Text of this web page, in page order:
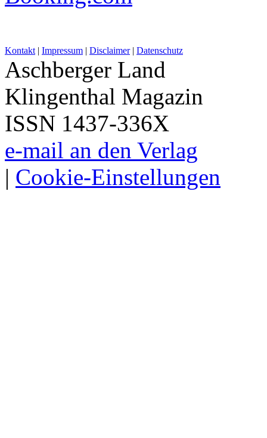
Kontakt | Impressum | Disclaimer | Datenschutz
Aschberger Land
Klingenthal Magazin
ISSN 1437-336X
e-mail an den Verlag
| Cookie-Einstellungen